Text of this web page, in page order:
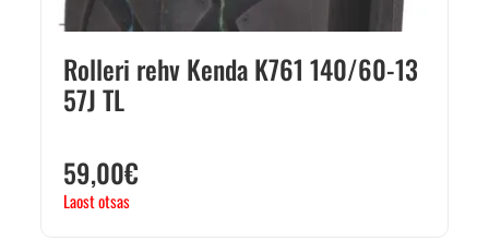
Rolleri rehv Kenda K761 140/60-13
57J TL
59,00€
Laost otsas